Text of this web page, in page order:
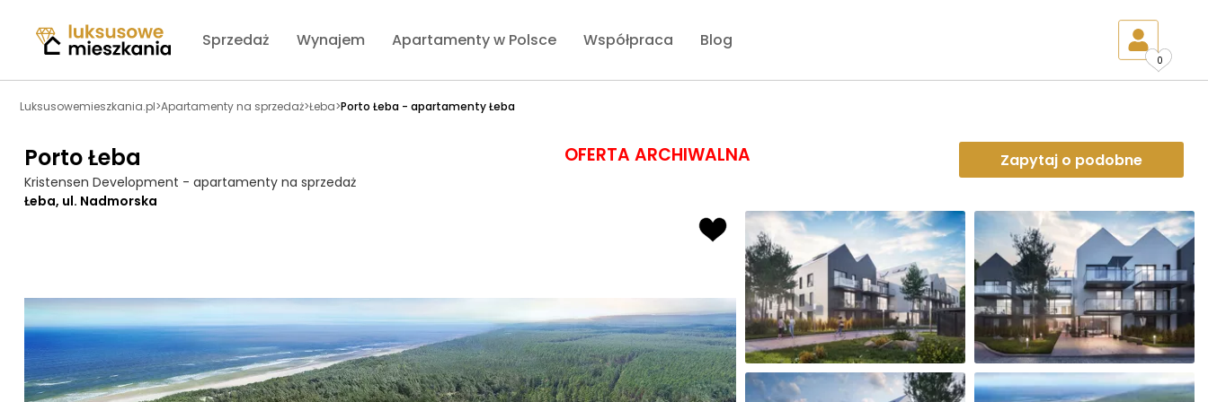
Sprzedaż Wynajem Apartamenty w Polsce Współpraca Blog
0
Luksusowemieszkania.pl>Apartamenty na sprzedaż>Łeba>Porto Łeba - apartamenty Łeba
Porto Łeba
Kristensen Development - apartamenty na sprzedaż
OFERTA ARCHIWALNA Zapytaj o podobne
Łeba, ul. Nadmorska